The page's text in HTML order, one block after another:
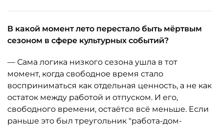
В какой момент лето перестало быть мёртвым
сезоном в сфере культурных событий?
— Сама логика низкого сезона ушла в тот
момент, когда свободное время стало
восприниматься как отдельная ценность, а не как
остаток между работой и отпуском. И его,
свободного времени, остаётся всё меньше. Если
раньше это был треугольник "работа-дом-